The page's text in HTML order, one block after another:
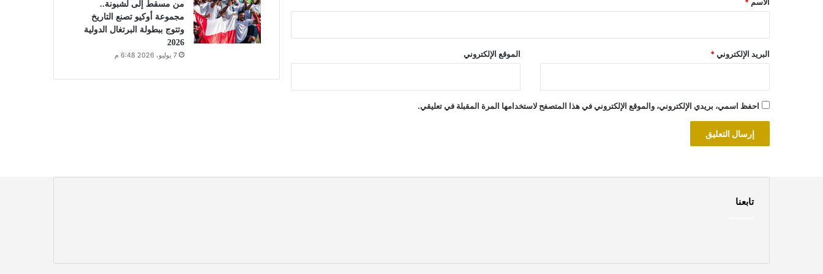
الاسم *
البريد الإلكتروني* الموقع الإلكتروني
احفظ اسمي، بريدي الإلكتروني، والموقع الإلكتروني في هذا المتصفح لاستخدامها المرة المقبلة في تعليقي.
من مسقط إلى لشبونة..
مجموعة أوكيو تصنع التاريخ
وتتوج ببطولة البرتغال الدولية
2026
7 يوليو، 2026 6:48 م
تابعنا